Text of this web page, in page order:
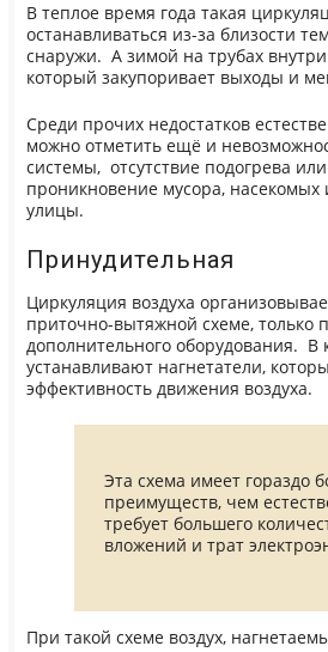
В теплое время года такая
останавливаться из-за близости
снаружи. А зимой на трубах
который закупоривает выходы и
Среди прочих недостатков
можно отметить ещё и
системы, отсутствие подогрева
проникновение мусора,
улицы.
Принудительная
Циркуляция воздуха
приточно-вытяжной схеме, только
дополнительного оборудования. В
устанавливают нагнетатели,
эффективность движения воздуха.
Эта схема имеет гораздо
преимуществ, чем
требует большего
вложений и трат
При такой схеме воздух,